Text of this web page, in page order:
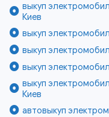
выкуп
Киев
выкуп
выкуп
выкуп
выкуп
Киев
автовыкуп